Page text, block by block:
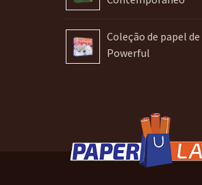
Coleção de papel
Powerful